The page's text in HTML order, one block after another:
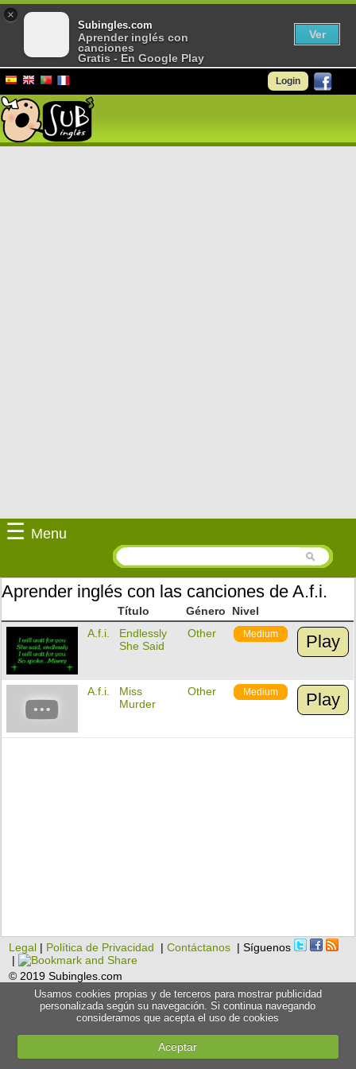
Login
☰ Menu
Aprender inglés con las canciones de A.f.i.
Título Género
Nivel
A.f.i.
Endlessly
She Said
Other Medium Play
A.f.i.
Miss
Murder
Other Medium Play
Legal | Política de Privacidad |Contáctanos | Síguenos
|
© 2019 Subingles.com
Usamos cookies propias y de terceros para mostrar publicidad
personalizada según su navegación. Si continua navegando
consideramos que acepta el uso de cookies
Aceptar
×
Subingles.com
Aprender inglés con
canciones
Gratis - En Google Play
Ver